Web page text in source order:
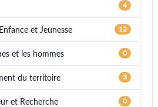
4
et Jeunesse 12
et les hommes 0
du territoire 3
et Recherche 0